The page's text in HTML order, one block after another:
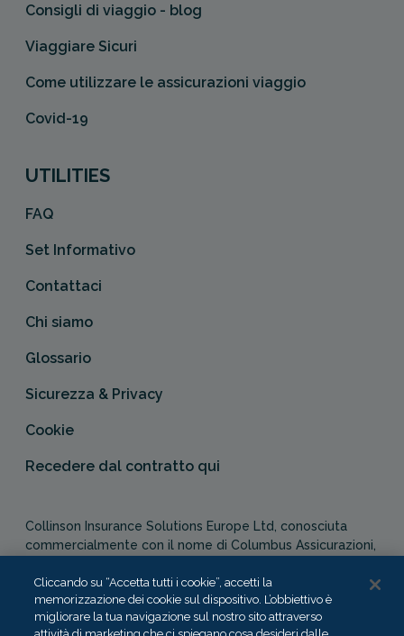
Consigli di viaggio - blog
Viaggiare Sicuri
Come utilizzare le assicurazioni viaggio
Covid-19
UTILITIES
FAQ
Set Informativo
Contattaci
Chi siamo
Glossario
Sicurezza & Privacy
Cookie
Recedere dal contratto qui
Collinson Insurance Solutions Europe Ltd, conosciuta
commercialmente con il nome di Columbus Assicurazioni,
Authority in qualità di agente assicurativo (Distribution Act
-Cap. 487). In Italia, Columbus Assicurazioni è soggetta
alla vigilanza dell’IVASS.
Cliccando su “Accetta tutti i cookie”, accetti la
memorizzazione dei cookie sul dispositivo. L’obbiettivo è
migliorare la tua navigazione sul nostro sito attraverso